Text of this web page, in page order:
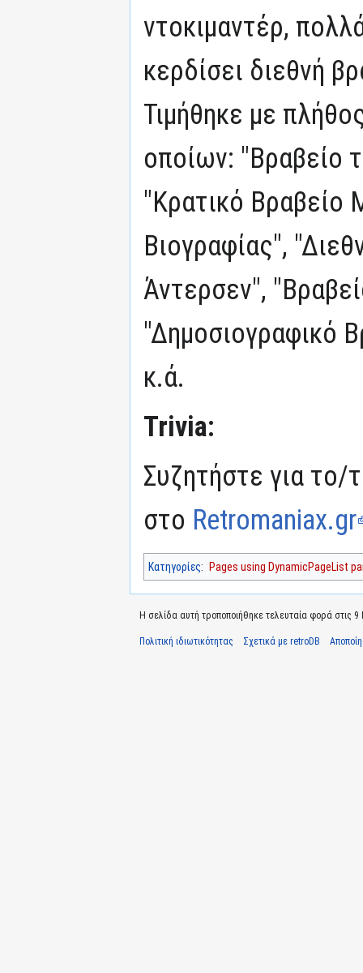
ντοκιμαντέρ,
κερδίσει διεθνή
Τιμήθηκε με
οποίων: "Βραβείο
"Κρατικό Βραβείο
Βιογραφίας",
Άντερσεν",
"Δημοσιογραφικό
κ.ά.
Trivia:
Συζητήστε για το/
στο Retromaniax.gr
Κατηγορίες: Pages using DynamicPageList
Η σελίδα αυτή τροποποιήθηκε τελευταία φορά στις 9
Πολιτική ιδιωτικότητας Σχετικά με retroDB